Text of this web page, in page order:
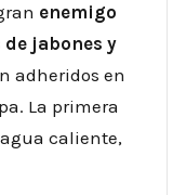
enemigo
de jabones y
adheridos en
La primera
caliente,